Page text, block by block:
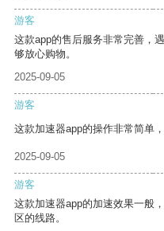
游客
这款app的售后服务非常完善，
够放心购物。
2025-09-05
游客
这款加速器app的操作非常简单
2025-09-05
游客
这款加速器app的加速效果一般
区的线路。